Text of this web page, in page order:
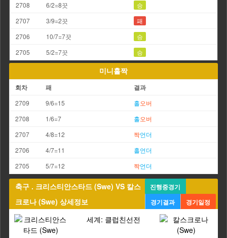
2708
6/2=8끗
승
2707
3/9=2끗
패
2706
10/7=7끗
승
2705
5/2=7끗 승
미니홀짝
회차 패 결과
2709 9/6=15 홀오버
2708
1/6=7 홀오버
2707
4/8=12 짝언더
2706
4/7=11 홀언더
2705
5/7=12 짝언더
축구 . 크리스티안스타드 (Swe) VS 칼스
크로나 (Swe) 상세정보
진행중경기
경기결과
경기일정
세계: 클럽친선전